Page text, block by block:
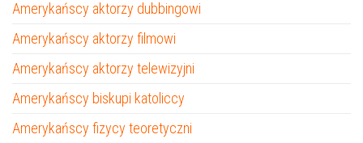
Amerykańscy aktorzy dubbingowi
Amerykańscy aktorzy filmowi
Amerykańscy aktorzy telewizyjni
Amerykańscy biskupi katoliccy
Amerykańscy fizycy teoretyczni